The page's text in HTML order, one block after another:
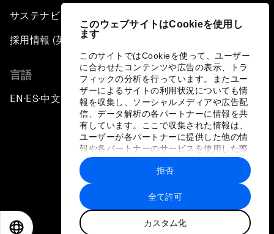
このウェブサイトはCookieを使用し
ます
このサイトではCookieを使って、ユーザー
に合わせたコンテンツや広告の表示、トラ
フィックの分析を行っています。またユー
ザーによるサイトの利用状況についても情
報を収集し、ソーシャルメディアや広告配
信、データ解析の各パートナーに情報を共
有しています。ここで収集された情報は、
ユーザーが各パートナーに提供した他の情
報や各パートナーのサービスを使用した際
に収集された情報と組み合わされ、各パー
トナーによって使用されることがありま
す。
全て許可
カスタム化
拒否
サステナビリティへの取り組み
採用情報 (英語のみ)
言語
EN ▪ ES▪中文▪ 日本語
プライバシーポリシーと利用規約
サイトマップ
©
世界経済フォーラム